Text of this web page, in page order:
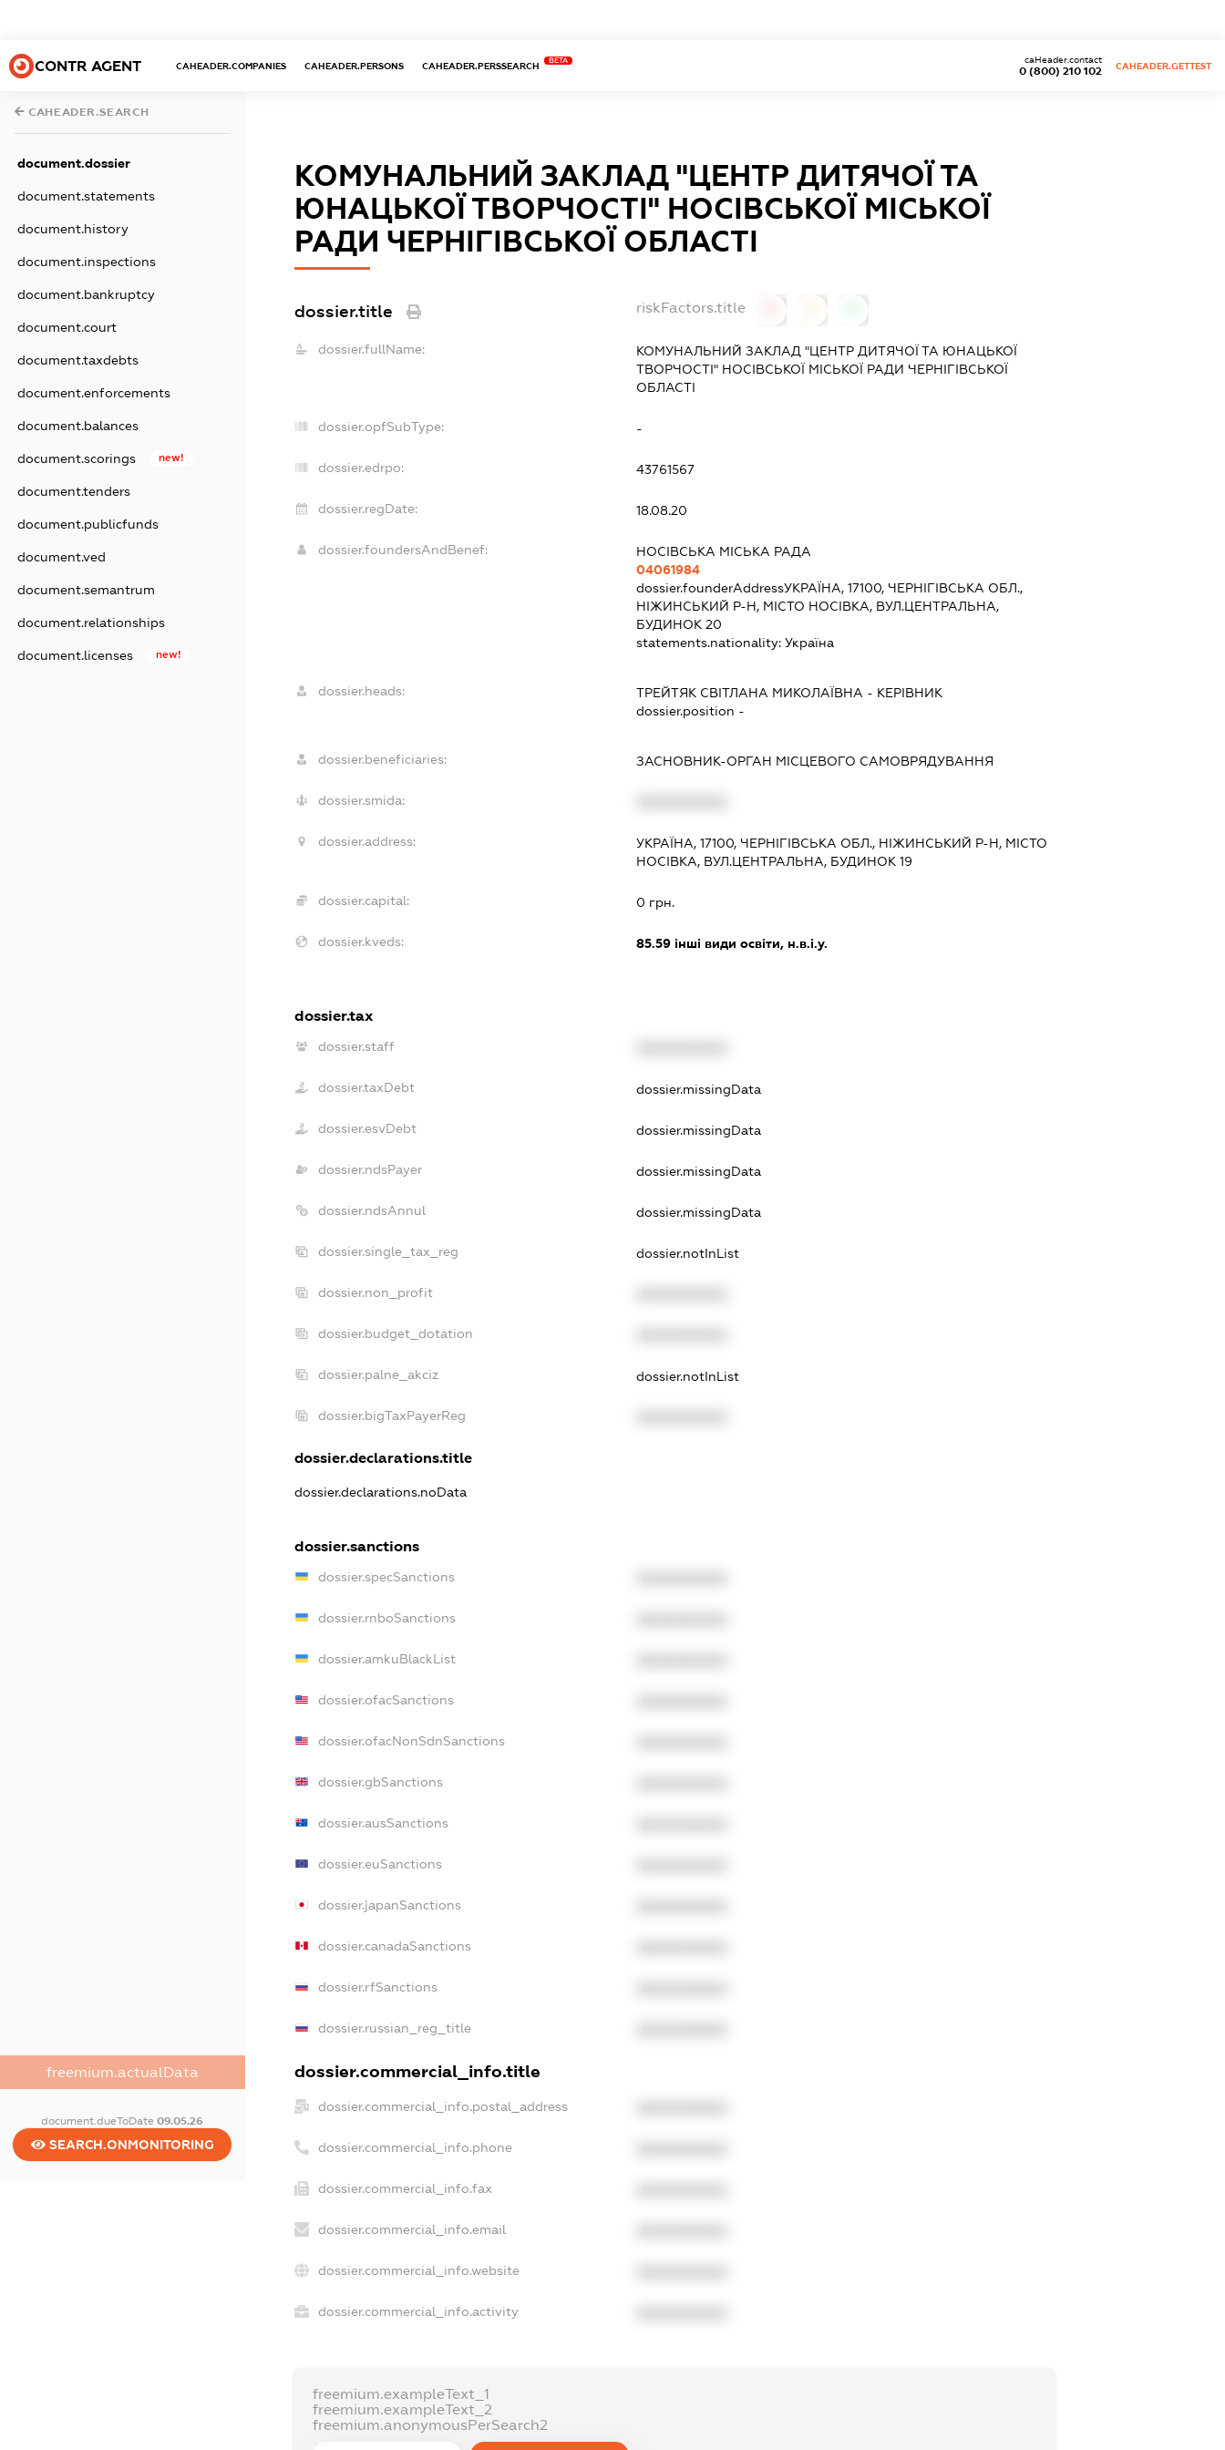
CONTR AGENT CAHEADER.COMPANIES CAHEADER.PERSONS CAHEADER.PERSSEARCH
BETA
0 (800) 210 102
caHeader.contact
CAHEADER.GETTEST
CAHEADER.SEARCH
document.dossier
document.statements
document.history
document.inspections
document.bankruptcy
document.court
document.taxdebts
document.enforcements
document.balances
document.scorings new!
document.tenders
document.publicfunds
document.ved
document.semantrum
document.relationships
document.licenses new!
freemium.actualData
document.dueToDate09.05.26
SEARCH.ONMONITORING
КОМУНАЛЬНИЙ ЗАКЛАД "ЦЕНТР ДИТЯЧОЇ ТА
ЮНАЦЬКОЇ ТВОРЧОСТІ" НОСІВСЬКОЇ МІСЬКОЇ
РАДИ ЧЕРНІГІВСЬКОЇ ОБЛАСТІ
dossier.title riskFactors.title
dossier.fullName:
КОМУНАЛЬНИЙ ЗАКЛАД "ЦЕНТР ДИТЯЧОЇ ТА ЮНАЦЬКОЇ
ТВОРЧОСТІ" НОСІВСЬКОЇ МІСЬКОЇ РАДИ ЧЕРНІГІВСЬКОЇ
ОБЛАСТІ
dossier.opfSubType: -
dossier.edrpo: 43761567
dossier.regDate: 18.08.20
dossier.foundersAndBenef:
НОСІВСЬКА МІСЬКА РАДА
04061984
dossier.founderAddressУКРАЇНА, 17100, ЧЕРНІГІВСЬКА ОБЛ.,
НІЖИНСЬКИЙ Р-Н, МІСТО НОСІВКА, ВУЛ.ЦЕНТРАЛЬНА,
БУДИНОК 20
statements.nationality: Україна
dossier.heads: ТРЕЙТЯК СВІТЛАНА МИКОЛАЇВНА - КЕРІВНИК
dossier.position -
dossier.beneficiaries: ЗАСНОВНИК-ОРГАН МІСЦЕВОГО САМОВРЯДУВАННЯ
dossier.smida:
dossier.address:
УКРАЇНА, 17100, ЧЕРНІГІВСЬКА ОБЛ., НІЖИНСЬКИЙ Р-Н, МІСТО
НОСІВКА, ВУЛ.ЦЕНТРАЛЬНА, БУДИНОК 19
dossier.capital: 0 грн.
dossier.kveds: 85.59інші види освіти, н.в.і.у.
dossier.tax
dossier.staff
dossier.taxDebt dossier.missingData
dossier.esvDebt dossier.missingData
dossier.ndsPayer dossier.missingData
dossier.ndsAnnul dossier.missingData
dossier.single_tax_reg dossier.notInList
dossier.non_profit
dossier.budget_dotation
dossier.palne_akciz dossier.notInList
dossier.bigTaxPayerReg
dossier.declarations.title
dossier.declarations.noData
dossier.sanctions
dossier.specSanctions
dossier.rnboSanctions
dossier.amkuBlackList
dossier.ofacSanctions
dossier.ofacNonSdnSanctions
dossier.gbSanctions
dossier.ausSanctions
dossier.euSanctions
dossier.japanSanctions
dossier.canadaSanctions
dossier.rfSanctions
dossier.russian_reg_title
dossier.commercial_info.title
dossier.commercial_info.postal_address
dossier.commercial_info.phone
dossier.commercial_info.fax
dossier.commercial_info.email
dossier.commercial_info.website
dossier.commercial_info.activity
freemium.exampleText_1
freemium.exampleText_2
freemium.anonymousPerSearch2